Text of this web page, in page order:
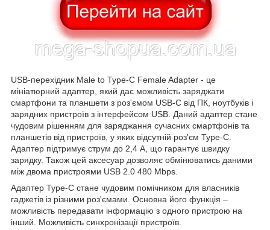
USB-перехідник Male to Type-C Female Adapter - це
мініатюрний адаптер, який дає можливість заряджати
смартфони та планшети з роз'ємом USB-C від ПК, ноутбуків і
зарядних пристроїв з інтерфейсом USB. Даний адаптер стане
чудовим рішенням для заряджання сучасних смартфонів та
планшетів від пристроїв, у яких відсутній роз'єм Type-C.
Адаптер підтримує струм до 2,4 А, що гарантує швидку
зарядку. Також цей аксесуар дозволяє обмінюватись даними
між двома пристроями USB 2.0 480 Mbps.
Адаптер Type-C стане чудовим помічником для власників
гаджетів із різними роз'ємами. Основна його функція –
можливість передавати інформацію з одного пристрою на
інший. Можливість синхронізації пристроїв.